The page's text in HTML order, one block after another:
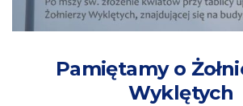
Pamiętamy o
Wyklętych